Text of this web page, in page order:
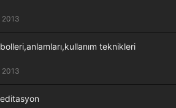
2013
teknikleri
2013